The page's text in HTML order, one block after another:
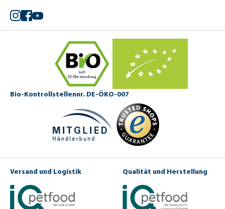
Instagram
Facebook
YouTube
Bio-Kontrollstellennr. DE-ÖKO-007
Versand und Logistik Qualität und Herstellung